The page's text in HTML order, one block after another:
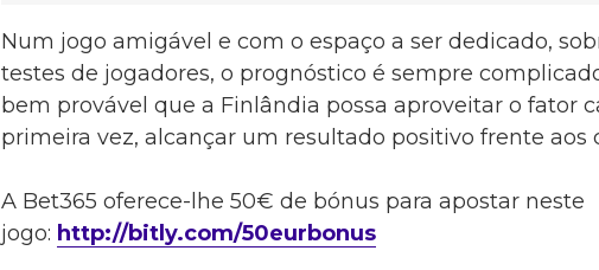
Num jogo amigável e com o espaço a ser dedicado,
testes de jogadores, o prognóstico é sempre
bem provável que a Finlândia possa aproveitar o fator
primeira vez, alcançar um resultado positivo frente aos
A Bet365 oferece-lhe 50€ de bónus para apostar neste
jogo: http://bitly.com/50eurbonus